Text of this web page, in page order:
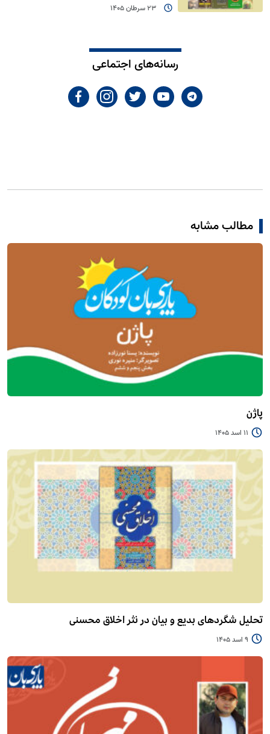
23 سرطان 1405
رسانه‌های اجتماعی
مطالب مشابه
پاژن
11 اسد 1405
تحلیل شگردهای بدیع و بیان در نثر اخلاق محسنی
9 اسد 1405